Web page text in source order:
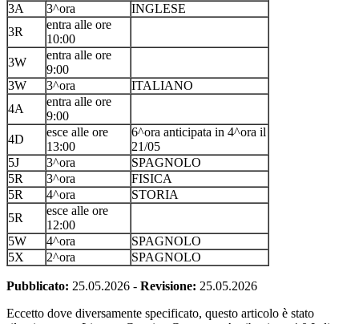
3A
3^ora
INGLESE
3R
entra alle ore
10:00
3W
entra alle ore
9:00
3W
3^ora
ITALIANO
4A
entra alle ore
9:00
4D
esce alle ore
13:00
6^ora anticipata in 4^ora il
21/05
5J
3^ora
SPAGNOLO
5R
3^ora
FISICA
5R
4^ora
STORIA
5R
esce alle ore
12:00
5W
4^ora
SPAGNOLO
5X
2^ora SPAGNOLO
Pubblicato: 25.05.2026 - Revisione: 25.05.2026
Eccetto dove diversamente specificato, questo articolo è stato